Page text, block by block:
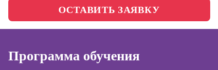
Онлайн-обучение
Профессия
ОСТАВИТЬ ЗАЯВКУ
Программа обучения